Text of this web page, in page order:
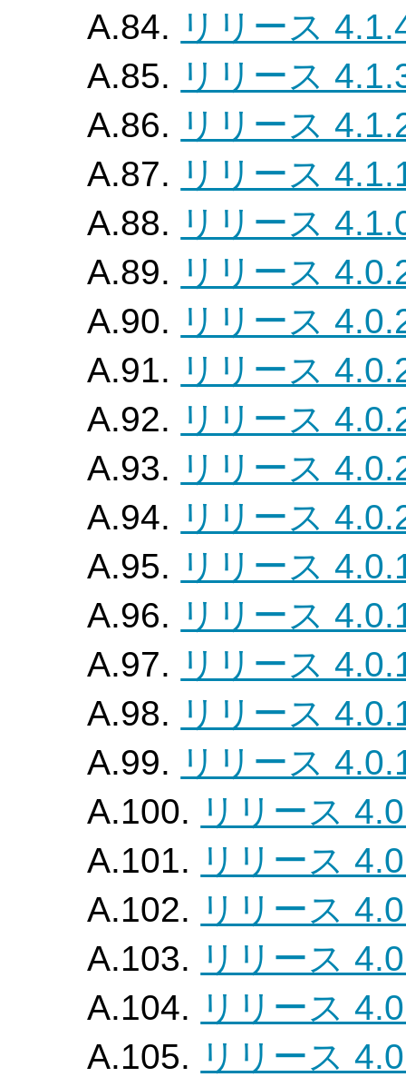
A.84. リリース
A.85. リリース
A.86. リリース
A.87. リリース
A.88. リリース
A.89. リリース
A.90. リリース
A.91. リリース
A.92. リリース
A.93. リリース
A.94. リリース
A.95. リリース
A.96. リリース
A.97. リリース
A.98. リリース
A.99. リリース
A.100. リリース
A.101. リリース
A.102. リリース
A.103. リリース
A.104. リリース
A.105. リリース